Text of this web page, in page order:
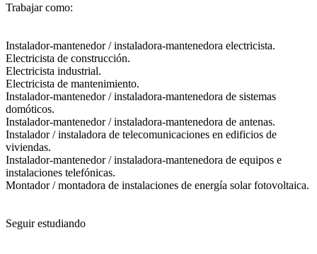
Trabajar como:
Instalador-mantenedor / instaladora-mantenedora electricista.
Electricista de construcción.
Electricista industrial.
Electricista de mantenimiento.
Instalador-mantenedor / instaladora-mantenedora de sistemas
domóticos.
Instalador-mantenedor / instaladora-mantenedora de antenas.
Instalador / instaladora de telecomunicaciones en edificios de
viviendas.
Instalador-mantenedor / instaladora-mantenedora de equipos e
instalaciones telefónicas.
Montador / montadora de instalaciones de energía solar fotovoltaica.
Seguir estudiando